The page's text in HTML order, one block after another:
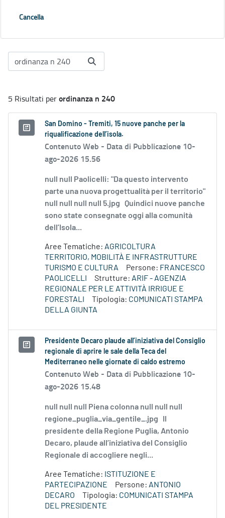
Cancella
5 Risultati perordinanza n 240
San Domino - Tremiti, 15 nuove panche per la
riqualificazione dell’isola.
Contenuto Web - Data di Pubblicazione 10-
ago-2026 15.56
null null Paolicelli: "Da questo intervento
parte una nuova progettualità per il territorio"
null null null null 5.jpg Quindici nuove panche
sono state consegnate oggi alla comunità
dell’Isola...
Aree Tematiche: AGRICOLTURA
TERRITORIO, MOBILITÀ E INFRASTRUTTURE
TURISMO E CULTURA
Persone: FRANCESCO
PAOLICELLI
Strutture: ARIF - AGENZIA
REGIONALE PER LE ATTIVITÀ IRRIGUE E
FORESTALI
Tipologia: COMUNICATI STAMPA
DELLA GIUNTA
Presidente Decaro plaude all’iniziativa del Consiglio
regionale di aprire le sale della Teca del
Mediterraneo nelle giornate di caldo estremo
Contenuto Web - Data di Pubblicazione 10-
ago-2026 15.48
null null null Piena colonna null null null
regione_puglia_via_gentile_.jpg Il
presidente della Regione Puglia, Antonio
Decaro, plaude all’iniziativa del Consiglio
Regionale di accogliere negli...
Aree Tematiche: ISTITUZIONE E
PARTECIPAZIONE
Persone: ANTONIO
DECARO
Tipologia: COMUNICATI STAMPA
DEL PRESIDENTE